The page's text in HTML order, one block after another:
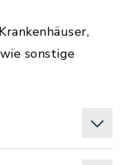
sonstige